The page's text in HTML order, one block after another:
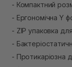
- Компактний
- Ергономічна Y
- ZIP упаковка
-
- Протикаріозна